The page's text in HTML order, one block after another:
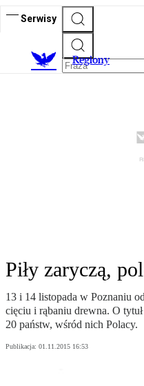
Serwisy
Regiony
Piły zaryczą,
13 i 14 listopada w Poznaniu
cięciu i rąbaniu drewna. O
20 państw, wśród nich Polacy.
Publikacja: 01.11.2015 16:53